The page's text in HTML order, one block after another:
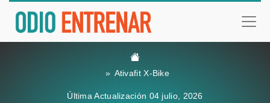
Ativafit X-Bike
Última Actualización 04 julio, 2026